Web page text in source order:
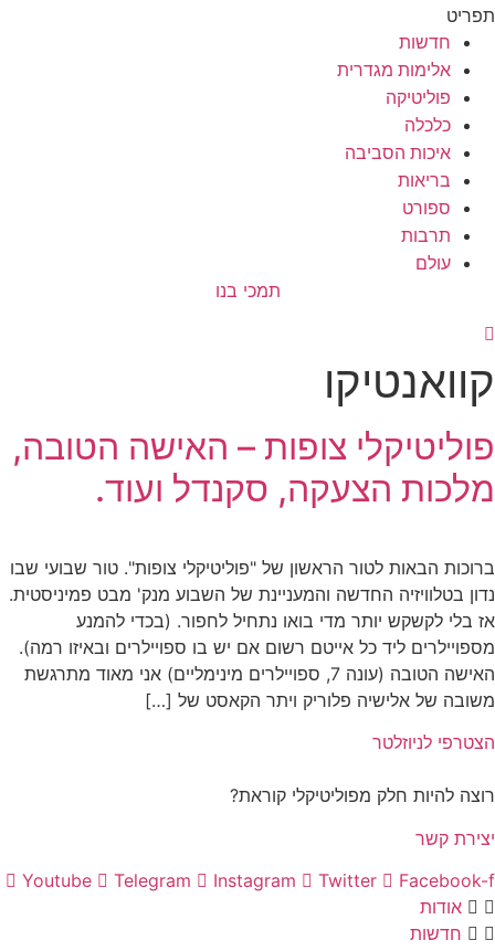
תפריט
חדשות
אלימות מגדרית
פוליטיקה
כלכלה
איכות הסביבה
בריאות
ספורט
תרבות
עולם
תמכי בנו
קוואנטיקו
פוליטיקלי צופות – האישה הטובה,
מלכות הצעקה, סקנדל ועוד.
ברוכות הבאות לטור הראשון של "פוליטיקלי צופות". טור שבועי שבו
נדון בטלוויזיה החדשה והמעניינת של השבוע מנק' מבט פמיניסטית.
אז בלי לקשקש יותר מדי בואו נתחיל לחפור. (בכדי להמנע
מספויילרים ליד כל אייטם רשום אם יש בו ספויילרים ובאיזו רמה).
האישה הטובה (עונה 7, ספויילרים מינימליים) אני מאוד מתרגשת
משובה של אלישיה פלוריק ויתר הקאסט של […]
הצטרפי לניוזלטר
רוצה להיות חלק מפוליטיקלי קוראת?
יצירת קשר
Youtube
Telegram Instagram Twitter
Facebook-f
אודות
חדשות